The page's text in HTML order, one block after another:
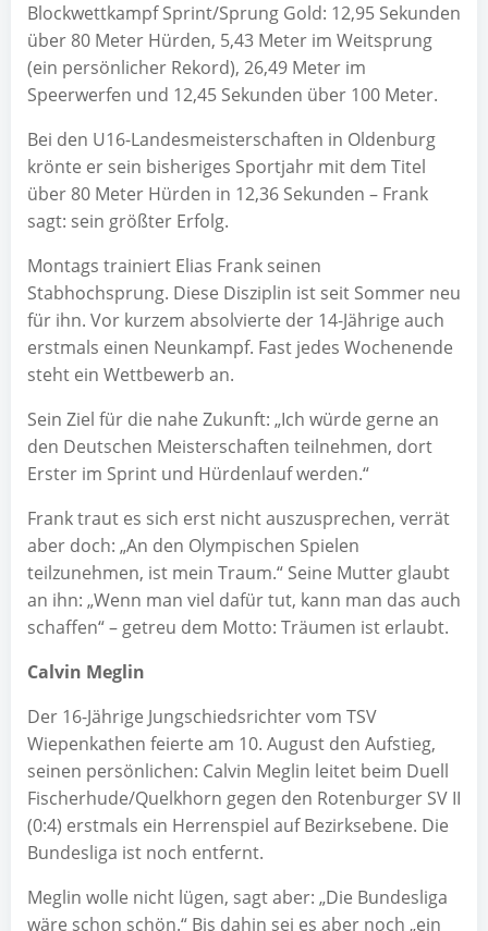
Blockwettkampf Sprint/Sprung Gold: 12,95 Sekunden
über 80 Meter Hürden, 5,43 Meter im Weitsprung
(ein persönlicher Rekord), 26,49 Meter im
Speerwerfen und 12,45 Sekunden über 100 Meter.
Bei den U16-Landesmeisterschaften in Oldenburg
krönte er sein bisheriges Sportjahr mit dem Titel
über 80 Meter Hürden in 12,36 Sekunden – Frank
sagt: sein größter Erfolg.
Montags trainiert Elias Frank seinen
Stabhochsprung. Diese Disziplin ist seit Sommer neu
für ihn. Vor kurzem absolvierte der 14-Jährige auch
erstmals einen Neunkampf. Fast jedes Wochenende
steht ein Wettbewerb an.
Sein Ziel für die nahe Zukunft: „Ich würde gerne an
den Deutschen Meisterschaften teilnehmen, dort
Erster im Sprint und Hürdenlauf werden.“
Frank traut es sich erst nicht auszusprechen, verrät
aber doch: „An den Olympischen Spielen
teilzunehmen, ist mein Traum.“ Seine Mutter glaubt
an ihn: „Wenn man viel dafür tut, kann man das auch
schaffen“ – getreu dem Motto: Träumen ist erlaubt.
Calvin Meglin
Der 16-Jährige Jungschiedsrichter vom TSV
Wiepenkathen feierte am 10. August den Aufstieg,
seinen persönlichen: Calvin Meglin leitet beim Duell
Fischerhude/Quelkhorn gegen den Rotenburger SV II
(0:4) erstmals ein Herrenspiel auf Bezirksebene. Die
Bundesliga ist noch entfernt.
Meglin wolle nicht lügen, sagt aber: „Die Bundesliga
wäre schon schön.“ Bis dahin sei es aber noch „ein